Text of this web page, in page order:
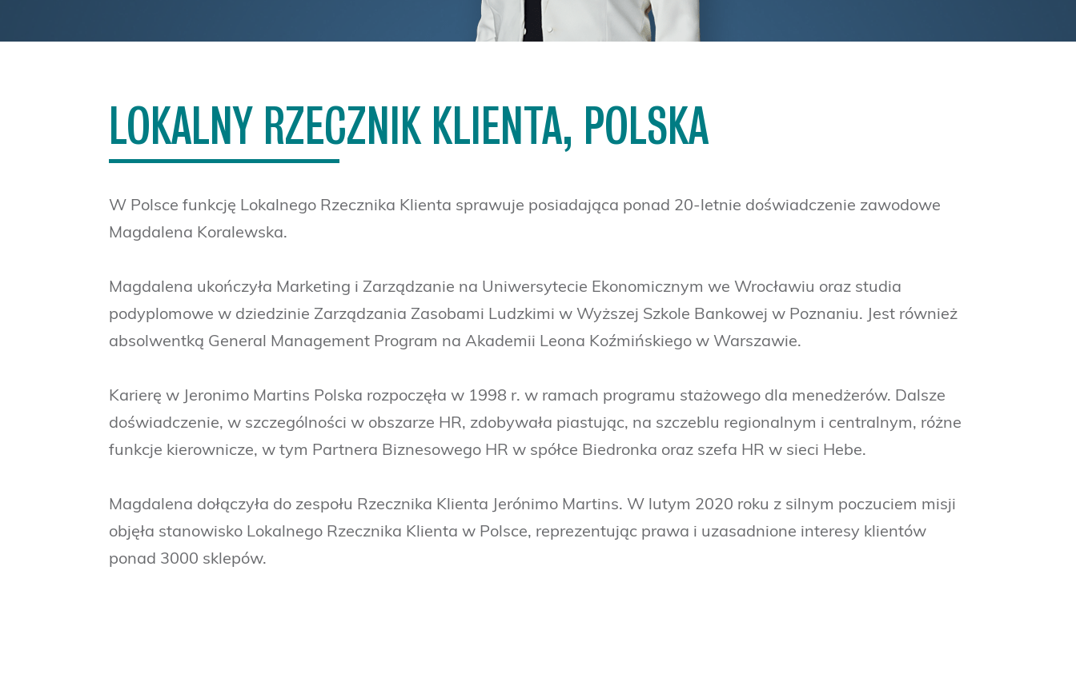
LOKALNY RZECZNIK KLIENTA, POLSKA
W Polsce funkcję Lokalnego Rzecznika Klienta sprawuje posiadająca ponad 20-letnie doświadczenie zawodowe
Magdalena Koralewska.
Magdalena ukończyła Marketing i Zarządzanie na Uniwersytecie Ekonomicznym we Wrocławiu oraz studia
podyplomowe w dziedzinie Zarządzania Zasobami Ludzkimi w Wyższej Szkole Bankowej w Poznaniu. Jest również
absolwentką General Management Program na Akademii Leona Koźmińskiego w Warszawie.
Karierę w Jeronimo Martins Polska rozpoczęła w 1998 r. w ramach programu stażowego dla menedżerów. Dalsze
doświadczenie, w szczególności w obszarze HR, zdobywała piastując, na szczeblu regionalnym i centralnym, różne
funkcje kierownicze, w tym Partnera Biznesowego HR w spółce Biedronka oraz szefa HR w sieci Hebe.
Magdalena dołączyła do zespołu Rzecznika Klienta Jerónimo Martins. W lutym 2020 roku z silnym poczuciem misji
objęła stanowisko Lokalnego Rzecznika Klienta w Polsce, reprezentując prawa i uzasadnione interesy klientów
ponad 3000 sklepów.